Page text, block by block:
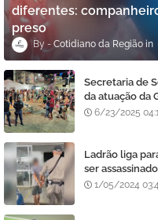
diferentes:
preso
Cotidiano da Região
Secretaria de
da atuação da
6/23/2025
Ladrão liga
ser
diz polícia
1/05/2024